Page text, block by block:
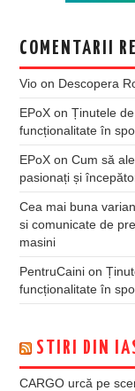
COMENTARII
Vio on Descopera
EPoX onȚinutele
funcționalitate în
EPoX onCum să
pasionați și
Cea mai buna
si comunicate de
masini
PentruCaini on
funcționalitate în
STIRI DIN
CARGO urcă pe